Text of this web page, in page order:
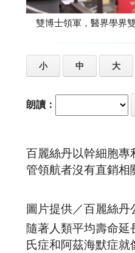
小 中 大
朗讀：
百麗絲丹以幹細胞專
管領航者沒有直銷相
圖片提供／百麗絲丹
隨著人類平均壽命
氏症和阿茲海默症就